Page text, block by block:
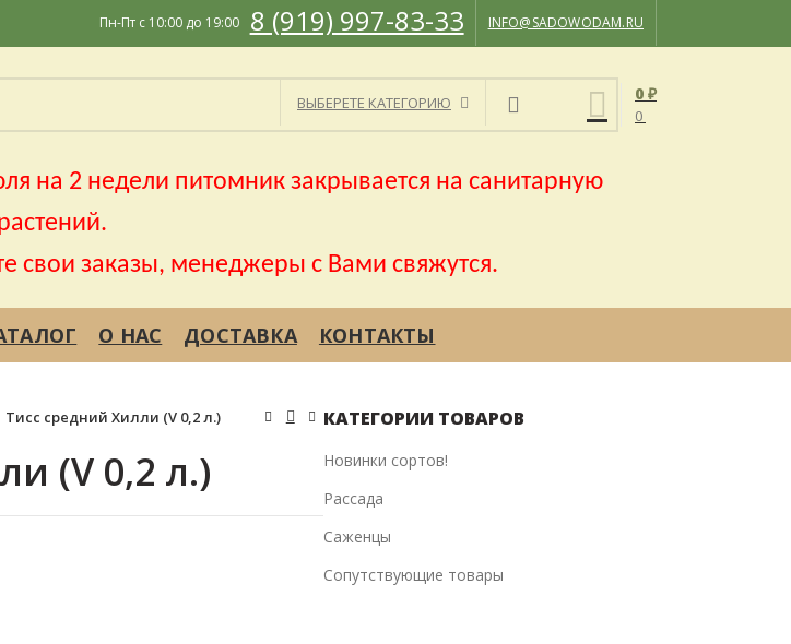
Пн-Пт с 10:00 до 19:00 8 (919) 997-83-33 INFO@SADOWODAM.RU
ВЫБЕРЕТЕ КАТЕГОРИЮ
0
0 ₽
2 недели питомник закрывается на санитарную
свои заказы, менеджеры с Вами свяжутся.
О НАС ДОСТАВКА КОНТАКТЫ
Тисс средний Хилли (V 0,2 л.)
(V 0,2 л.)
КАТЕГОРИИ ТОВАРОВ
Новинки сортов!
Рассада
Саженцы
Сопутствующие товары